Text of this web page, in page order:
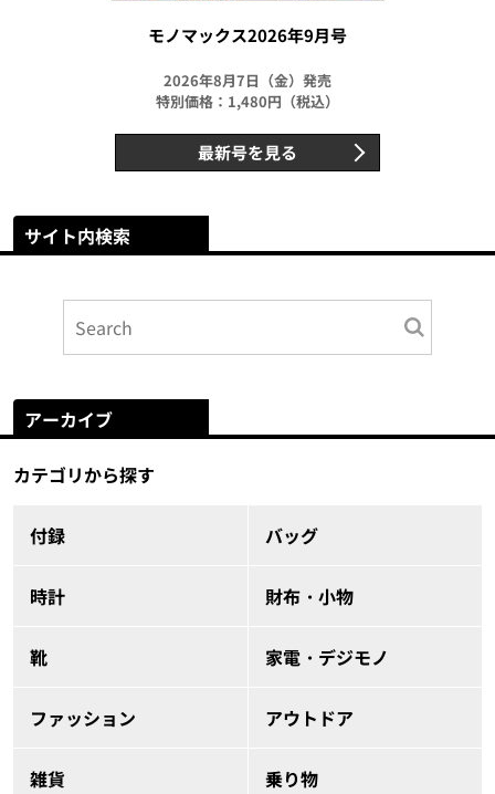
モノマックス2026年9月号
2026年8月7日（金）発売
特別価格：1,480円（税込）
最新号を見る
サイト内検索
アーカイブ
カテゴリから探す
付録 バッグ
時計 財布・小物
靴 家電・デジモノ
ファッション アウトドア
雑貨 乗り物